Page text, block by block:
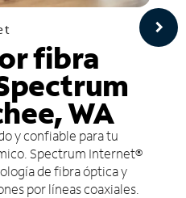
fibra
WA
y confiable para tu
Spectrum Internet®
de fibra óptica y
por líneas coaxiales.